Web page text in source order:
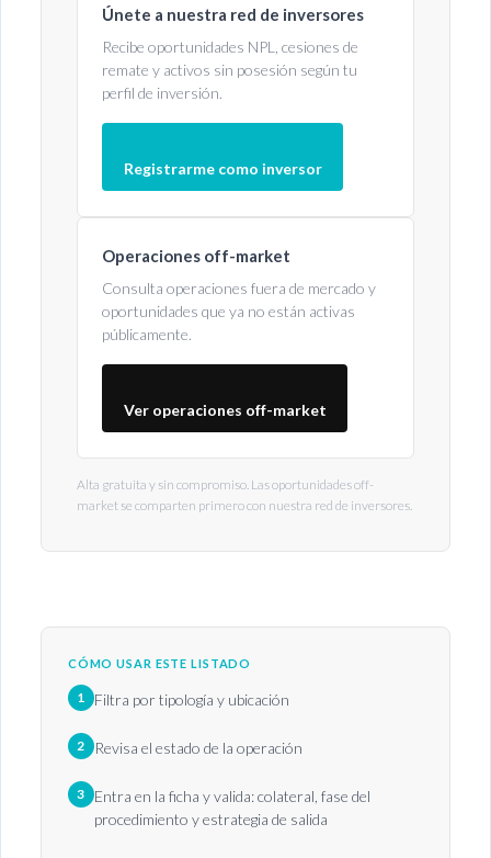
Únete a nuestra red de inversores
Recibe oportunidades NPL, cesiones de
remate y activos sin posesión según tu
perfil de inversión.
Registrarme como inversor
Operaciones off-market
Consulta operaciones fuera de mercado y
oportunidades que ya no están activas
públicamente.
Ver operaciones off-market
Alta gratuita y sin compromiso. Las oportunidades off-
market se comparten primero con nuestra red de inversores.
CÓMO USAR ESTE LISTADO
1 Filtra por tipología y ubicación
2 Revisa el estado de la operación
3 Entra en la ficha y valida: colateral, fase del
procedimiento y estrategia de salida